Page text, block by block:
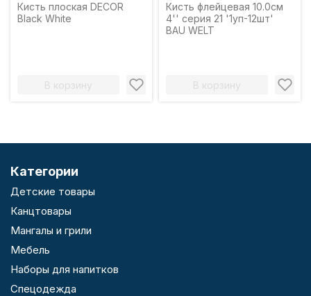
Кисть плоская DECOR
Black White
В корзину
Кисть флейцевая 10.0см
4'' серия 21 '1уп-12шт'
BAU WELT
В корзину
Категории
Детские товары
Канцтовары
Мангалы и грили
Мебель
Наборы для напитков
Спецодежда